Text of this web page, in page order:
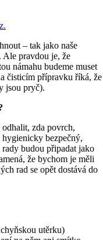
– tak jako naše
Ale pravdou je, že
námahu budeme muset
čisticím přípravku říká, že
jsou pryč).
zda povrch,
hygienicky bezpečný,
budou připadat jako
že bychom je měli
rad se opět dostává do
utěrku)